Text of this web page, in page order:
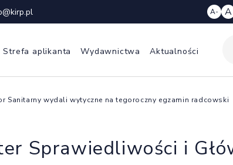
A- A
Strefa aplikanta Wydawnictwa Aktualności
Sanitarny wydali wytyczne na tegoroczny egzamin radcowski
Sprawiedliwości i